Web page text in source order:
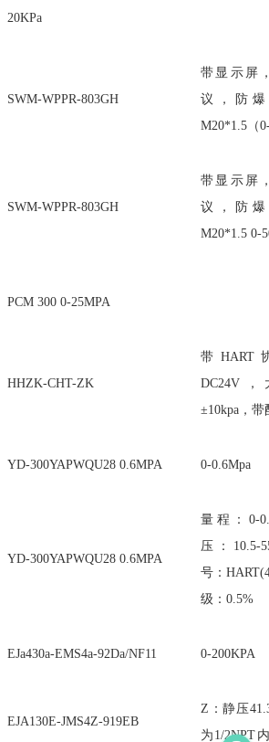
20KPa
SWM-WPPR-803GH
带显示屏
议，防
M20*1.5（
SWM-WPPR-803GH
带显示屏
议，防
M20*1.5 0-
PCM 300 0-25MPA
HHZK-CHT-ZK
带
DC24V
±10kpa，
YD-300YAPWQU28 0.6MPA 0-0.6Mpa
YD-300YAPWQU28 0.6MPA
量程： 0-
压：10.5-
号：
级：0.5%
EJa430a-EMS4a-92Da/NF11 0-200KPA
EJA130E-JMS4Z-919EB
Z：静压
为1/2NPT